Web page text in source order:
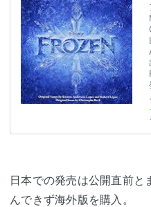
日本での発売は公開直前と
んできず海外版を購入。